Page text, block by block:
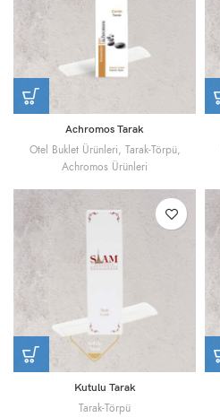
Achromos Tarak
Otel Buklet Ürünleri, Tarak-Törpü,
Achromos Ürünleri
Kutulu Tarak
Tarak-Törpü